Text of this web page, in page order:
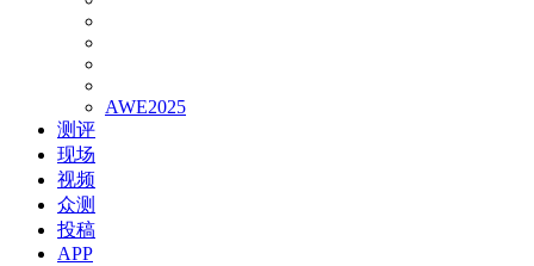
AWE2025
测评
现场
视频
众测
投稿
APP